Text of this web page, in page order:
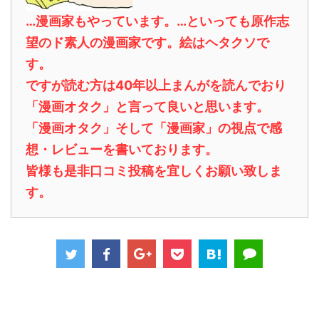
…漫画家もやっています。…といっても原作志
望のド素人の漫画家です。絵はヘタクソで
す。
ですが読む方は40年以上まんがを読んでおり
「漫画オタク」と言って良いと思います。
「漫画オタク」そして「漫画家」の視点で感
想・レビューを書いております。
皆様も是非口コミ投稿を宜しくお願い致しま
す。